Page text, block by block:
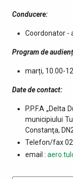
Conducere:
Coordonator -
Program de
marți, 10.00-
Date de contact:
P.P.F.A
municipiului
Constanţa,
Telefon/fax
email :